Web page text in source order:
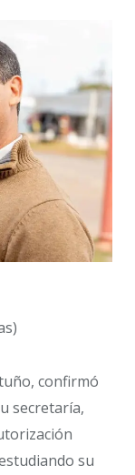
confirmó
secretaría,
su